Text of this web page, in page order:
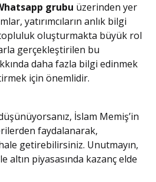
grubu üzerinden yer
yatırımcıların anlık bilgi
topluluk oluşturmakta büyük rol
gerçekleştirilen bu
daha fazla bilgi edinmek
için önemlidir.
İslam Memiş’in
faydalanarak,
hale getirebilirsiniz. Unutmayın,
altın piyasasında kazanç elde